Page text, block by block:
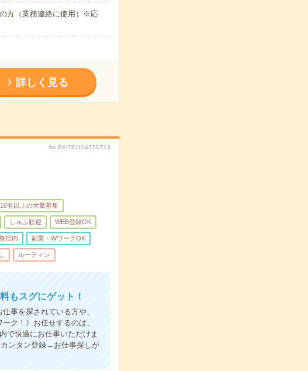
方（業務連絡に使用）※応
詳しく見る
No.BAIT8110427GT13
10名以上の大量募集
しゅふ歓迎 WEB登録OK
控内 副業・WワークOK
ルーティン
もスグにゲット！
事を探されている方や、
ク！》お任せするのは、
で快適にお仕事いただけま
ンタン登録→お仕事探しが